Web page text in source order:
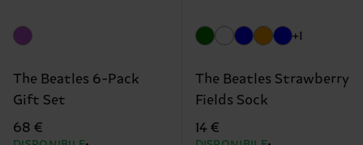
The Beatles 6-Pack
Gift Set
68 €
+1
The Beatles Strawberry
Fields Sock
14 €